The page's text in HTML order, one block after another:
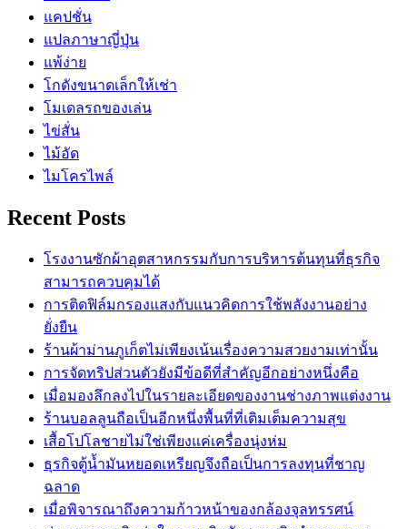
แคปชั่น
แปลภาษาญี่ปุ่น
แพ้ง่าย
โกดังขนาดเล็กให้เช่า
โมเดลรถของเล่น
ไข่สั่น
ไม้อัด
ไมโครไพล์
Recent Posts
โรงงานซักผ้าอุตสาหกรรมกับการบริหารต้นทุนที่ธุรกิจ
สามารถควบคุมได้
การติดฟิล์มกรองแสงกับแนวคิดการใช้พลังงานอย่าง
ยั่งยืน
ร้านผ้าม่านภูเก็ตไม่เพียงเน้นเรื่องความสวยงามเท่านั้น
การจัดทริปส่วนตัวยังมีข้อดีที่สำคัญอีกอย่างหนึ่งคือ
เมื่อมองลึกลงไปในรายละเอียดของงานช่างภาพแต่งงาน
ร้านบอลลูนถือเป็นอีกหนึ่งพื้นที่ที่เติมเต็มความสุข
เสื้อโปโลชายไม่ใช่เพียงแค่เครื่องนุ่งห่ม
ธุรกิจตู้น้ำมันหยอดเหรียญจึงถือเป็นการลงทุนที่ชาญ
ฉลาด
เมื่อพิจารณาถึงความก้าวหน้าของกล้องจุลทรรศน์